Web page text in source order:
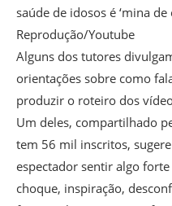
saúde de idosos é ‘mina de
Reprodução/Youtube
Alguns dos tutores
orientações sobre como
produzir o roteiro dos
Um deles, compartilhado
tem 56 mil inscritos,
espectador sentir algo
choque, inspiração,